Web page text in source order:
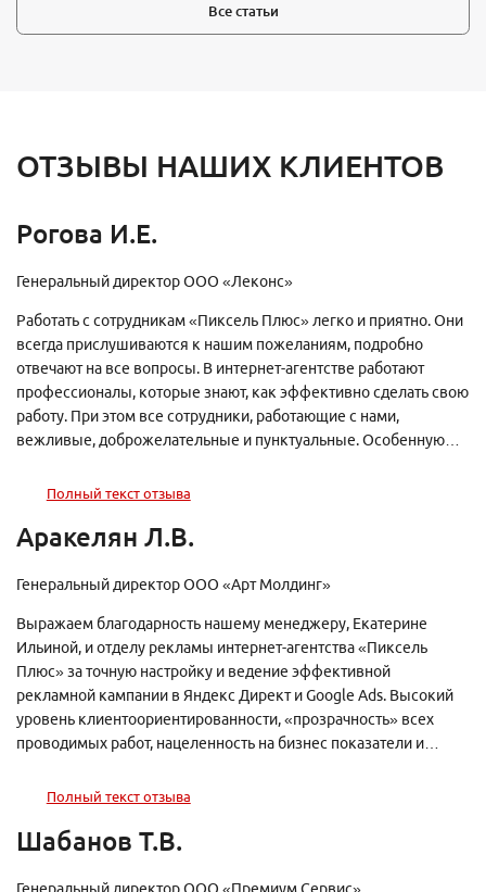
Все статьи
ОТЗЫВЫ НАШИХ КЛИЕНТОВ
Полный текст отзыва
Рогова И.Е.
Генеральный директор ООО «Леконс»
Работать с сотрудникам «Пиксель Плюс» легко и приятно. Они
всегда прислушиваются к нашим пожеланиям, подробно
отвечают на все вопросы. В интернет-агентстве работают
профессионалы, которые знают, как эффективно сделать свою
работу. При этом все сотрудники, работающие с нами,
вежливые, доброжелательные и пунктуальные. Особенную
менеджерам Анне Морозовой и Наталии Железняковой!
Полный текст отзыва
Аракелян Л.В.
Генеральный директор ООО «Арт Молдинг»
Выражаем благодарность нашему менеджеру, Екатерине
Ильиной, и отделу рекламы интернет-агентства «Пиксель
Плюс» за точную настройку и ведение эффективной
рекламной кампании в Яндекс Директ и Google Ads. Высокий
уровень клиентоориентированности, «прозрачность» всех
проводимых работ, нацеленность на бизнес показатели и
сотрудников, их готовность идти на встречу — все это делает
Шабанов Т.В.
Генеральный директор ООО «Премиум Сервис»